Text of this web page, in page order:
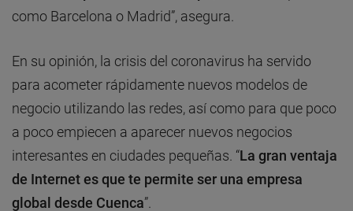
como Barcelona o Madrid”, asegura.
En su opinión, la crisis del coronavirus ha servido
para acometer rápidamente nuevos modelos de
negocio utilizando las redes, así como para que poco
a poco empiecen a aparecer nuevos negocios
interesantes en ciudades pequeñas. “La gran ventaja
de Internet es que te permite ser una empresa
global desde Cuenca”.